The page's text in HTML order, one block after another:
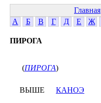
Главная
А
Б В Г Д Е Ж
ПИРОГА
(ПИРОГА)
ВЫШЕ КАНОЭ